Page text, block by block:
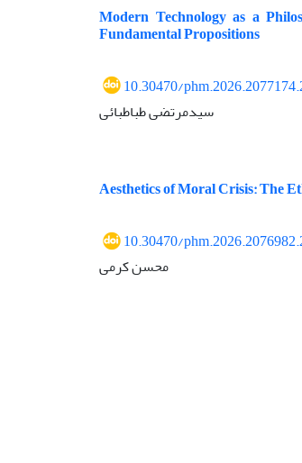
Modern Technology as a
Fundamental Propositions
10.30470/
سیدمرتضی طباطبائی
Aesthetics of Moral Crisis: The
10.30470/
محسن کرمی